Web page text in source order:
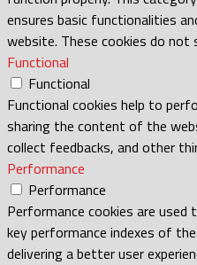
ensures basic functionalities
website. These cookies do
Functional
Functional
Functional cookies help to
sharing the content of the
collect feedbacks, and other
Performance
Performance
Performance cookies are used
key performance indexes of
delivering a better user